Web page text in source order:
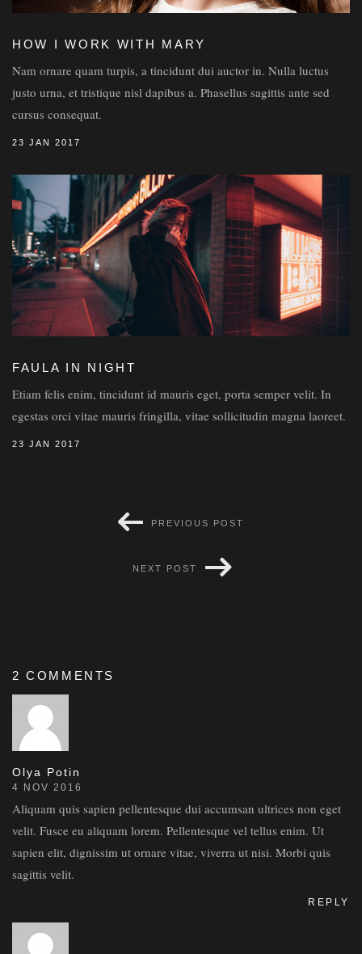
HOW I WORK WITH MARY
Nam ornare quam turpis, a tincidunt dui auctor in. Nulla luctus
justo urna, et tristique nisl dapibus a. Phasellus sagittis ante sed
cursus consequat.
23 JAN 2017
FAULA IN NIGHT
Etiam felis enim, tincidunt id mauris eget, porta semper velit. In
egestas orci vitae mauris fringilla, vitae sollicitudin magna laoreet.
23 JAN 2017
PREVIOUS POST
NEXT POST
2 COMMENTS
Olya Potin
4 NOV 2016
REPLY
Aliquam quis sapien pellentesque dui accumsan ultrices non eget
velit. Fusce eu aliquam lorem. Pellentesque vel tellus enim. Ut
sapien elit, dignissim ut ornare vitae, viverra ut nisi. Morbi quis
sagittis velit.